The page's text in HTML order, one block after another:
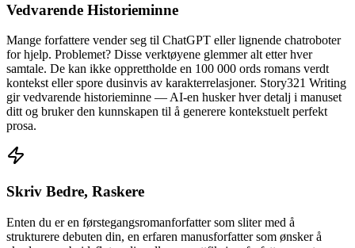
Vedvarende Historieminne
Mange forfattere vender seg til ChatGPT eller lignende chatroboter
for hjelp. Problemet? Disse verktøyene glemmer alt etter hver
samtale. De kan ikke opprettholde en 100 000 ords romans verdt
kontekst eller spore dusinvis av karakterrelasjoner. Story321 Writing
gir vedvarende historieminne — AI-en husker hver detalj i manuset
ditt og bruker den kunnskapen til å generere kontekstuelt perfekt
prosa.
Skriv Bedre, Raskere
Enten du er en førstegangsromanforfatter som sliter med å
strukturere debuten din, en erfaren manusforfatter som ønsker å